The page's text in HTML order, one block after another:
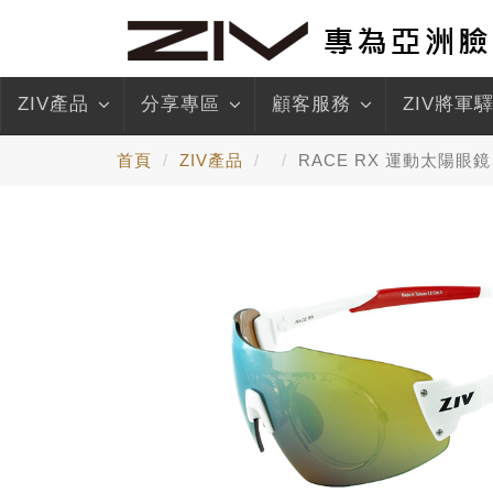
ZIV產品 分享專區 顧客服務 ZIV將軍
首頁 ZIV產品 RACE RX 運動太陽眼鏡